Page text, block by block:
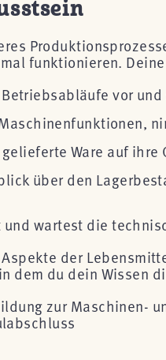
funktionieren.
vor
Ware auf
über den
wartest die
der
dem du dein Wissen
zur Maschinen-